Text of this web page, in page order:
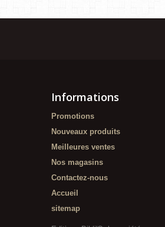
Informations
Promotions
Nouveaux produits
Meilleures ventes
Nos magasins
Contactez-nous
Accueil
sitemap